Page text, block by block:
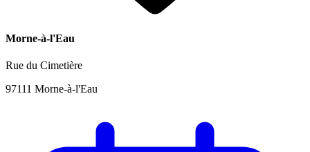
Morne-à-l'Eau
Rue du Cimetière
97111 Morne-à-l'Eau